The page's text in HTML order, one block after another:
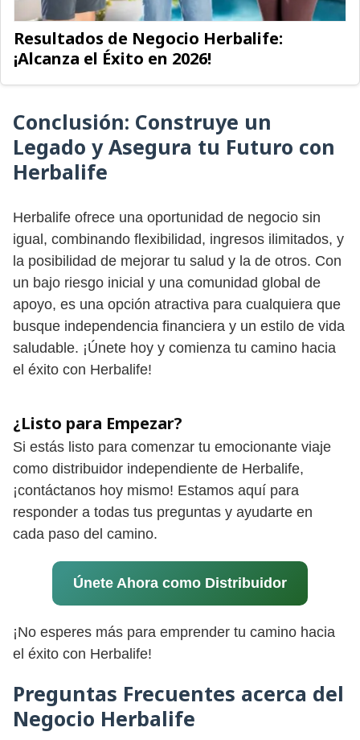
Resultados de Negocio Herbalife:
¡Alcanza el Éxito en 2026!
Conclusión: Construye un
Legado y Asegura tu Futuro con
Herbalife
Herbalife ofrece una oportunidad de negocio sin
igual, combinando flexibilidad, ingresos ilimitados, y
la posibilidad de mejorar tu salud y la de otros. Con
un bajo riesgo inicial y una comunidad global de
apoyo, es una opción atractiva para cualquiera que
busque independencia financiera y un estilo de vida
saludable. ¡Únete hoy y comienza tu camino hacia
el éxito con Herbalife!
¿Listo para Empezar?
Si estás listo para comenzar tu emocionante viaje
como distribuidor independiente de Herbalife,
¡contáctanos hoy mismo! Estamos aquí para
responder a todas tus preguntas y ayudarte en
cada paso del camino.
Únete Ahora como Distribuidor
¡No esperes más para emprender tu camino hacia
el éxito con Herbalife!
Preguntas Frecuentes acerca del
Negocio Herbalife